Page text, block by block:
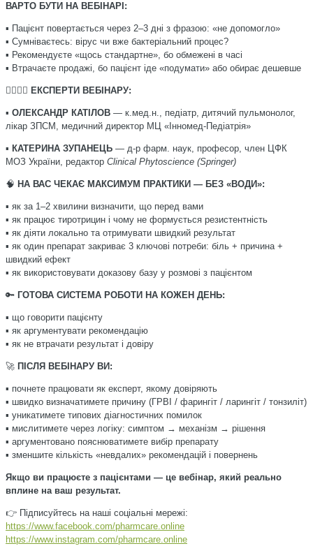
ВАРТО БУТИ НА ВЕБІНАРІ:
▪️ Пацієнт повертається через 2–3 дні з фразою: «не допомогло»
▪️ Сумніваєтесь: вірус чи вже бактеріальний процес?
▪️ Рекомендуєте «щось стандартне», бо обмежені в часі
▪️ Втрачаєте продажі, бо пацієнт іде «подумати» або обирає дешевше
👩 👨 ЕКСПЕРТИ ВЕБІНАРУ:
▪️ ОЛЕКСАНДР КАТІЛОВ — к.мед.н., педіатр, дитячий пульмонолог,
лікар ЗПСМ, медичний директор МЦ «Інномед-Педіатрія»
▪️ КАТЕРИНА ЗУПАНЕЦЬ — д-р фарм. наук, професор, член ЦФК
МОЗ України, редактор Clinical Phytoscience (Springer)
🧠 НА ВАС ЧЕКАЄ МАКСИМУМ ПРАКТИКИ — БЕЗ «ВОДИ»:
▪️ як за 1–2 хвилини визначити, що перед вами
▪️ як працює тиротрицин і чому не формується резистентність
▪️ як діяти локально та отримувати швидкий результат
▪️ як один препарат закриває 3 ключові потреби: біль + причина +
швидкий ефект
▪️ як використовувати доказову базу у розмові з пацієнтом
🔑 ГОТОВА СИСТЕМА РОБОТИ НА КОЖЕН ДЕНЬ:
▪️ що говорити пацієнту
▪️ як аргументувати рекомендацію
▪️ як не втрачати результат і довіру
🚀 ПІСЛЯ ВЕБІНАРУ ВИ:
▪️ почнете працювати як експерт, якому довіряють
▪️ швидко визначатимете причину (ГРВІ / фарингіт / ларингіт / тонзиліт)
▪️ уникатимете типових діагностичних помилок
▪️ мислитимете через логіку: симптом → механізм → рішення
▪️ аргументовано пояснюватимете вибір препарату
▪️ зменшите кількість «невдалих» рекомендацій і повернень
Якщо ви працюєте з пацієнтами — це вебінар, який реально
вплине на ваш результат.
👉 Підписуйтесь на наші соціальні мережі:
https://www.facebook.com/pharmcare.online
https://www.instagram.com/pharmcare.online